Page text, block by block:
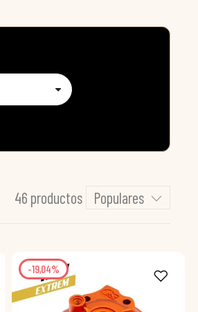
46 productos Populares
-19,04%